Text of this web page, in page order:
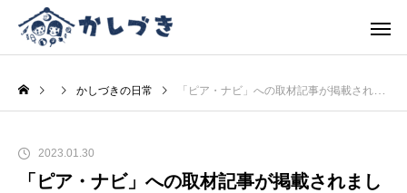
かしづきの日常 「ピア・ナビ」への取材記事が掲載されました
2023.01.30
「ピア・ナビ」への取材記事が掲載されまし